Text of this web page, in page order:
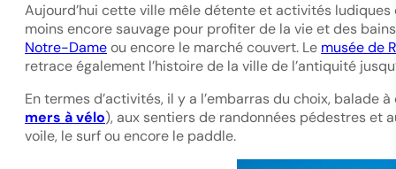
Aujourd’hui cette ville mêle détente et activités
moins encore sauvage pour profiter de la vie et des
Notre-Dameou encore le marché couvert. Le musée de
retrace également l’histoire de la ville de l’antiquité
En termes d’activités, il y a l’embarras du choix,
mers à vélo), aux sentiers de randonnées pédestres et
voile, le surf ou encore le paddle.